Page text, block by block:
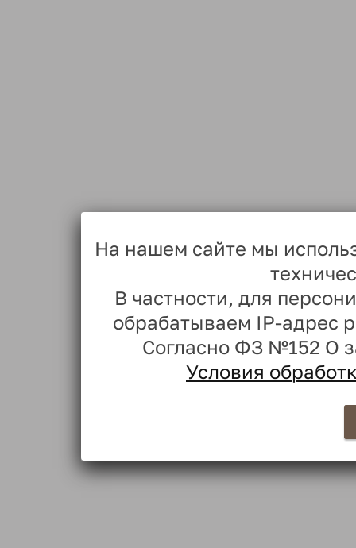
На нашем сайте мы
В частности, для
обрабатываем IP-адрес
Согласно ФЗ №152 О
Условия